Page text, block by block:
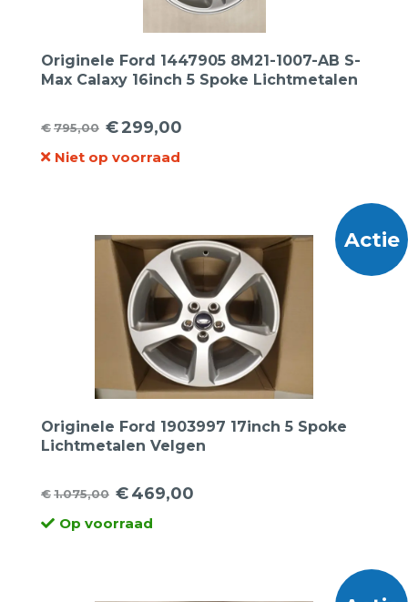
Originele Ford 1447905 8M21-1007-AB S-
Max Calaxy 16inch 5 Spoke Lichtmetalen
€795,00
Oorspronkelijke
prijs
€299,00
Huidige
prijs
Niet op voorraad
Actie
Originele Ford 1903997 17inch 5 Spoke
Lichtmetalen Velgen
€1.075,00
Oorspronkelijke
prijs
€469,00
Huidige
prijsOp voorraad